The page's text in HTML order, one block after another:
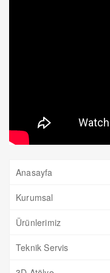
Anasayfa
Kurumsal
Ürünlerimiz
Teknik Servis